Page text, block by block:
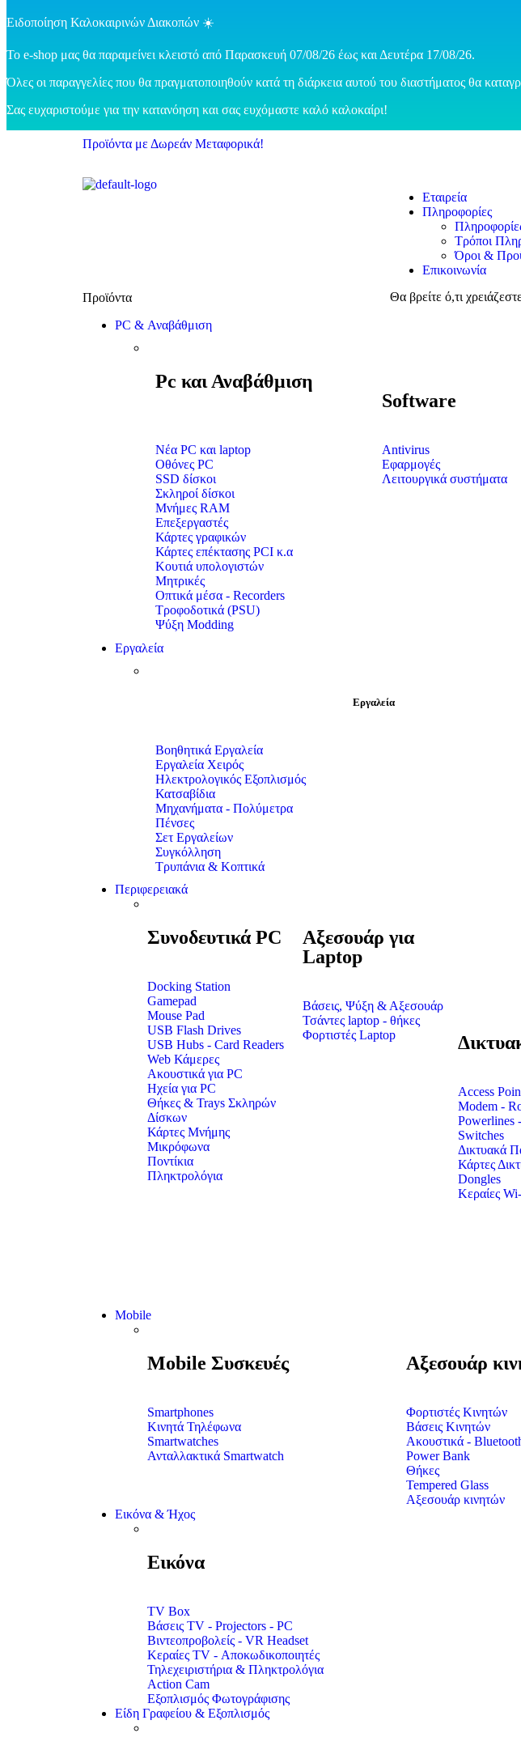
Ειδοποίηση Καλοκαιρινών Διακοπών ☀️
Το e-shop μας θα παραμείνει κλειστό από Παρασκευή 07/08/26 έως και Δευτέρα 17/08/26.
Όλες οι παραγγελίες που θα πραγματοποιηθούν κατά τη διάρκεια αυτού του διαστήματος θα
Σας ευχαριστούμε για την κατανόηση και σας ευχόμαστε καλό καλοκαίρι!
Προϊόντα με Δωρεάν Μεταφορικά!
Εταιρεία
Πληροφορίες
Τρόποι
Όροι &
Επικοινωνία
PC & Αναβάθμιση
Pc και Αναβάθμιση
Software
Νέα PC και laptop
Οθόνες PC
SSD δίσκοι
Σκληροί δίσκοι
Μνήμες RAM
Επεξεργαστές
Κάρτες γραφικών
Κάρτες επέκτασης PCI κ.α
Κουτιά υπολογιστών
Μητρικές
Οπτικά μέσα - Recorders
Τροφοδοτικά (PSU)
Ψύξη Modding
Antivirus
Εφαρμογές
Λειτουργικά συστήματα
Εργαλεία
Εργαλεία
Βοηθητικά Εργαλεία
Εργαλεία Χειρός
Ηλεκτρολογικός Εξοπλισμός
Κατσαβίδια
Μηχανήματα - Πολύμετρα
Πένσες
Σετ Εργαλείων
Συγκόλληση
Τρυπάνια & Κοπτικά
Περιφερειακά
Συνοδευτικά PC
Docking Station
Gamepad
Mouse Pad
USB Flash Drives
USB Hubs - Card Readers
Web Κάμερες
Ακουστικά για PC
Ηχεία για PC
Θήκες & Trays Σκληρών
Δίσκων
Κάρτες Μνήμης
Μικρόφωνα
Ποντίκια
Πληκτρολόγια
Αξεσουάρ για
Laptop
Βάσεις, Ψύξη & Αξεσουάρ
Τσάντες laptop - θήκες
Φορτιστές Laptop
Access
Modem -
Powerlines
Switches
Δικτυακά
Κάρτες
Dongles
Κεραίες
Mobile
Mobile Συσκευές
Smartphones
Κινητά Τηλέφωνα
Smartwatches
Ανταλλακτικά Smartwatch
Αξεσουάρ
Φορτιστές Κινητών
Βάσεις Κινητών
Ακουστικά -
Power Bank
Θήκες
Tempered Glass
Αξεσουάρ κινητών
Εικόνα & Ήχος
Εικόνα
TV Box
Βάσεις TV - Projectors - PC
Βιντεοπροβολείς - VR Headset
Κεραίες TV - Αποκωδικοποιητές
Τηλεχειριστήρια & Πληκτρολόγια
Action Cam
Εξοπλισμός Φωτογράφισης
Είδη Γραφείου & Εξοπλισμός
Θα βρείτε ό,τι